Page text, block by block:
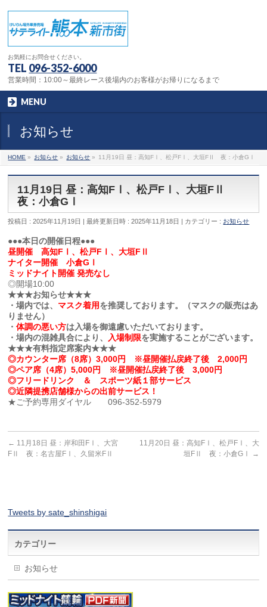
お気軽にお問合せください。
TEL 096-352-6000
営業時間：10:00～最終レース後場内のお客様がお帰りになるまで
MENU
お知らせ
HOME » お知らせ » お知らせ » 11月19日 昼：高知FⅠ、松戸FⅠ、大垣FⅡ 夜：小倉GⅠ
11月19日 昼：高知FⅠ、松戸FⅠ、大垣FⅡ
夜：小倉GⅠ
投稿日 : 2025年11月19日 最終更新日時 : 2025年11月18日 カテゴリー : お知らせ
●●●本日の開催日程●●●
昼開催 高知FⅠ、松戸FⅠ、大垣FⅡ
ナイター開催 小倉GⅠ
ミッドナイト開催 発売なし
◎開場10:00
★★★お知らせ★★★
・場内では、 マスク着用を推奨しております。（マスクの販売はあ
りません）
・体調の悪い方は入場を御遠慮いただいております。
・場内の混雑具合により、
入場制限を実施することがございます。
★★★有料指定席案内★★★
◎カウンター席（8席）3,000円 ※昼開催払戻終了後 2,000円
◎ペア席（4席）5,000円 ※昼開催払戻終了後 3,000円
◎フリードリンク ＆ スポーツ紙１部サービス
◎近隣提携店舗様からの出前サービス！
★ご予約専用ダイヤル 096-352-5979
← 11月18日 昼：岸和田FⅠ、大宮
FⅡ 夜：名古屋FⅠ、久留米FⅡ
11月20日 昼：高知FⅠ、松戸FⅠ、大
垣FⅡ 夜：小倉GⅠ
→
Tweets by sate_shinshigai
カテゴリー
お知らせ